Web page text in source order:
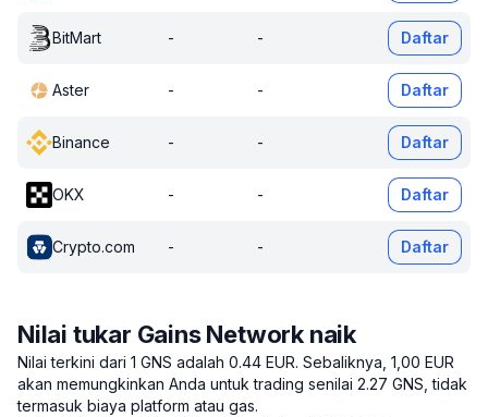
BitMart - - Daftar
Aster - - Daftar
Binance - - Daftar
OKX - - Daftar
Crypto.com - - Daftar
Nilai tukar Gains Network naik
Nilai terkini dari 1 GNS adalah 0.44 EUR. Sebaliknya, 1,00 EUR
akan memungkinkan Anda untuk trading senilai 2.27 GNS, tidak
termasuk biaya platform atau gas.